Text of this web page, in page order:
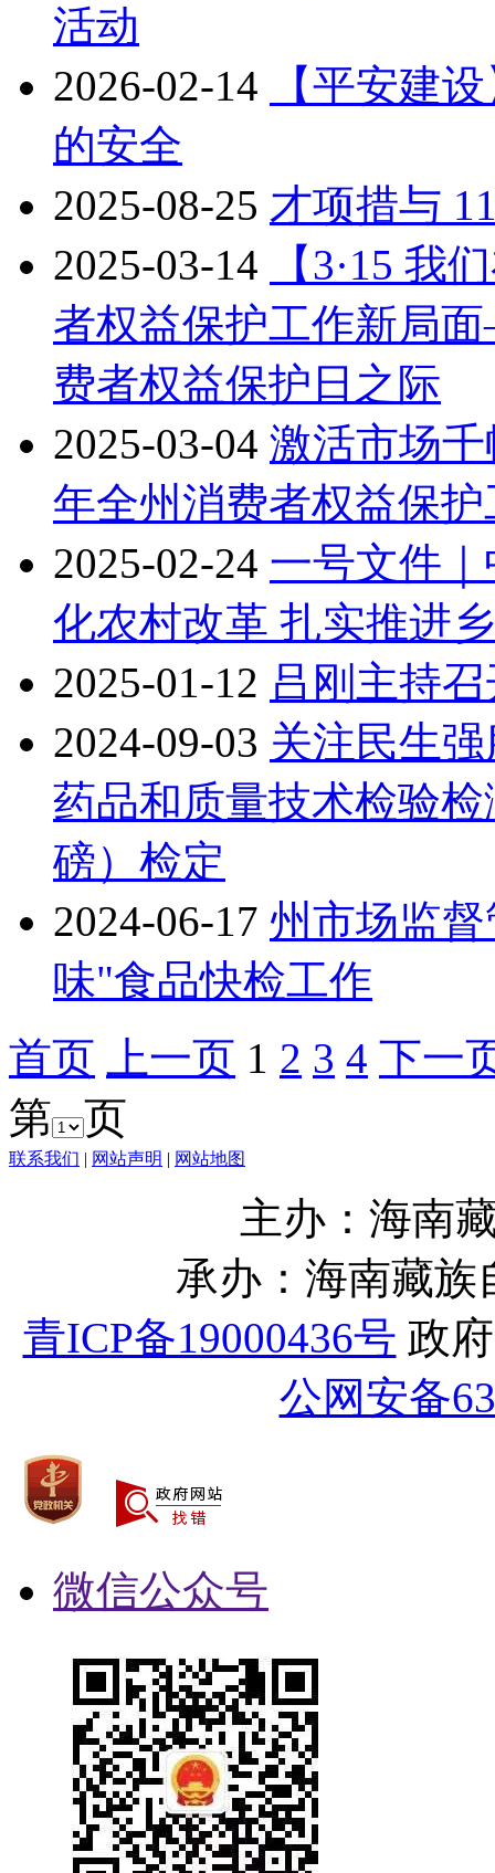
活动
2026-02-14
【平安建
的安全
2025-08-25 才项措与
2025-03-14
【3·15 我
者权益保护工作新局
费者权益保护日之际
2025-03-04 激活市场
年全州消费者权益保
2025-02-24 一号文件
化农村改革 扎实推进
2025-01-12 吕刚主持
2024-09-03 关注民生
药品和质量技术检验
磅）检定
2024-06-17 州市场监
味"食品快检工作
首页
上一页 1 2 3 4 下一
第
页
联系我们 | 网站声明 | 网站地图
主办：海南
承办：海南藏族
青ICP备19000436号 政
公网安备
微信公众号